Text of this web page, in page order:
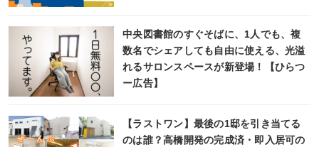
中央図書館のすぐそばに、1人でも、複
数名でシェアしても自由に使える、光溢
れるサロンスペースが新登場！【ひらつ
ー広告】
【ラストワン】最後の1邸を引き当てる
のは誰？高橋開発の完成済・即入居可の